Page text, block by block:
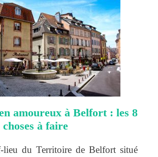
amoureux à Belfort : les 8
à faire
lieu du Territoire de Belfort situé